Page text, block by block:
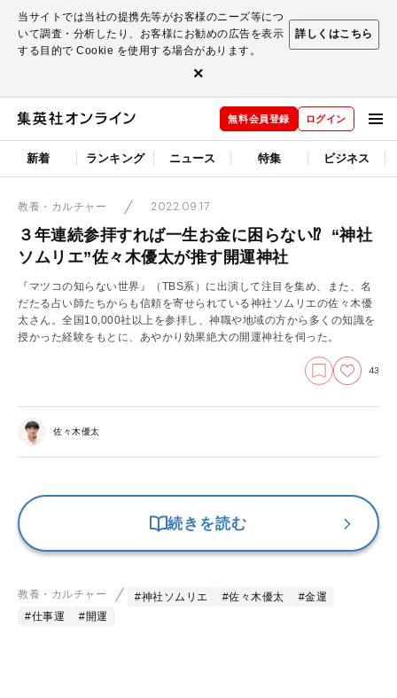
当サイトでは当社の提携先等がお客様のニーズ等につ
いて調査・分析したり、お客様にお勧めの広告を表示
する目的で Cookie を使用する場合があります。
詳しくはこちら
×
無料会員登録 ログイン
新着 ランキング ニュース 特集 ビジネス
教養・カルチャー 2022.09.17
３年連続参拝すれば一生お金に困らない⁉ “神社
ソムリエ”佐々木優太が推す開運神社
『マツコの知らない世界』（TBS系）に出演して注目を集め、また、名
だたる占い師たちからも信頼を寄せられている神社ソムリエの佐々木優
太さん。全国10,000社以上を参拝し、神職や地域の方から多くの知識を
授かった経験をもとに、あやかり効果絶大の開運神社を伺った。
43
佐々木優太
続きを読む
教養・カルチャー #神社ソムリエ #佐々木優太
#金運
#仕事運
#開運